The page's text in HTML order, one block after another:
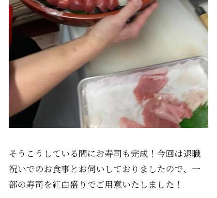
そうこうしている間にお寿司も完成！今回は退職
祝いでのお食事とお伺いしておりましたので、一
部の寿司を紅白盛りでご用意いたしました！